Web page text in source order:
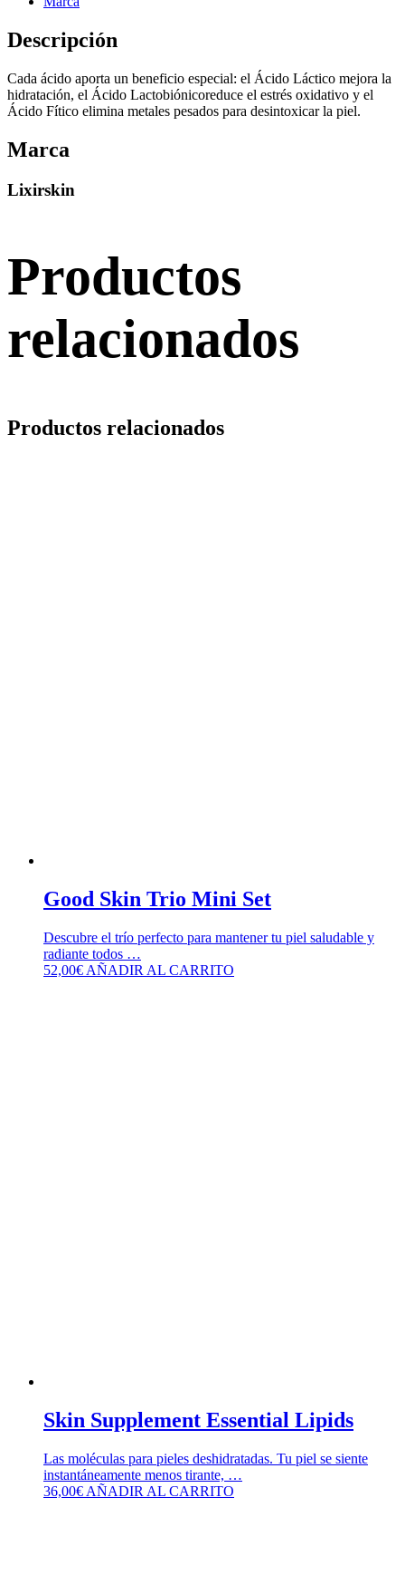
Descripción
Cada ácido aporta un beneficio especial: el Ácido Láctico mejora la
hidratación, el Ácido Lactobiónicoreduce el estrés oxidativo y el
Ácido Fítico elimina metales pesados para desintoxicar la piel.
Marca
Lixirskin
Productos
relacionados
Productos relacionados
Good Skin Trio Mini Set
Descubre el trío perfecto para mantener tu piel saludable y
radiante todos …
52,00€ AÑADIR AL CARRITO
Skin Supplement Essential Lipids
Las moléculas para pieles deshidratadas. Tu piel se siente
instantáneamente menos tirante, …
36,00€ AÑADIR AL CARRITO